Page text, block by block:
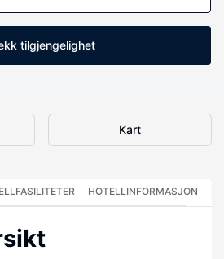
tilgjengelighet
Kart
HOTELLINFORMASJON